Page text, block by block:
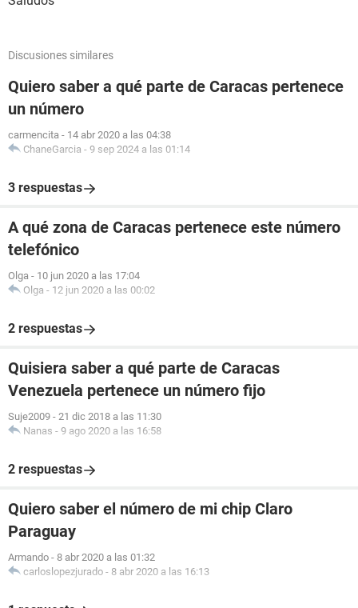
Discusiones similares
Quiero saber a qué parte de Caracas pertenece
un número
carmencita - 14 abr 2020 a las 04:38
ChaneGarcia - 9 sep 2024 a las 01:14
3 respuestas
A qué zona de Caracas pertenece este número
telefónico
Olga - 10 jun 2020 a las 17:04
Olga - 12 jun 2020 a las 00:02
2 respuestas
Quisiera saber a qué parte de Caracas
Venezuela pertenece un número fijo
Suje2009 - 21 dic 2018 a las 11:30
Nanas - 9 ago 2020 a las 16:58
2 respuestas
Quiero saber el número de mi chip Claro
Paraguay
Armando - 8 abr 2020 a las 01:32
carloslopezjurado - 8 abr 2020 a las 16:13